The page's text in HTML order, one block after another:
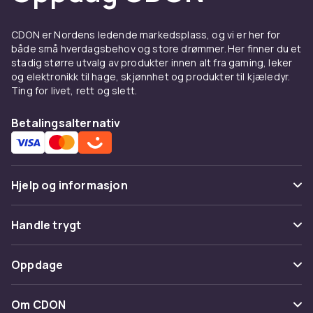
kommer i en rekke materialer som lær og stoff,
slik at du kan velge det som passer best til din
stil og dine behov. Oppdag de forskjellige
funksjonene, fra RFID-beskyttelse som
dine til multifunksjonelle rom som gjør det
enkelt å organisere kontanter, kvitteringer og
kort.
Ønsker du å oppdatere tilbehørskolleksjonen
vårt sortiment er perfekte for både
hverdagsbruk og spesielle anledninger, og er
designet for å møte dine behov uavhengig av
livsstil. Ta et trygt og stilig valg i dag!
Hos CDON finner du et komplett sortiment av
CDON er Nordens ledende markedsplass, og vi er her for
både små hverdagsbehov og store drømmer. Her finner du et
stadig større utvalg av produkter innen alt fra gaming, leker
og elektronikk til hage, skjønnhet og produkter til kjæledyr.
Ting for livet, rett og slett.
Betalingsalternativ
Hjelp og informasjon
Vanlige spørsmål
Spor pakke
Angre & returner her
Kontakt oss
Handle trygt
Betaling
Levering
Oppdage
Kategorier
Om CDON